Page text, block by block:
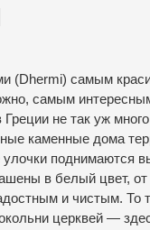
(Dhermi) самым
самым
не так уж
каменные дома
улочки поднимаются
в белый цвет, от
и чистым. То
церквей —